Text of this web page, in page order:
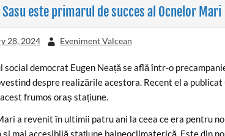
Sasu este primarul de succes al Ocnelor Mari
28, 2024 Eveniment Valcean
social democrat Eugen Neață se află într-o
despre realizările acestora. Recent el a
frumos oraș stațiune.
a revenit în ultimii patru ani la ceea ce era pentru
mai accesibilă stațiune balneoclimaterică. Este din